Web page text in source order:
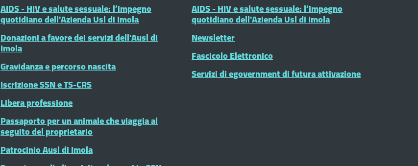
AIDS - HIV e salute sessuale: l’impegno
quotidiano dell'Azienda Usl di Imola
Donazioni a favore dei servizi dell'Ausl di
Imola
Gravidanza e percorso nascita
Iscrizione SSN e TS-CRS
Libera professione
Passaporto per un animale che viaggia al
seguito del proprietario
Patrocinio Ausl di Imola
AIDS - HIV e salute sessuale: l’impegno
quotidiano dell'Azienda Usl di Imola
Newsletter
Fascicolo Elettronico
Servizi di egovernment di futura attivazione